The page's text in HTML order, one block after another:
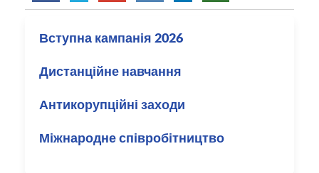
Вступна кампанія 2026
Дистанційне навчання
Антикорупційні заходи
Міжнародне співробітництво